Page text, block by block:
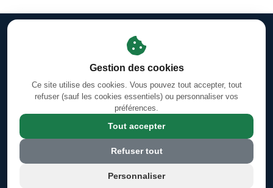
Gestion des cookies
Horaires des prières d'Orléans-La-Source
Sourates & Versets
Calendrier Hégirien/Grégorien (Hijri/Miladi)
4 Rue Jules Ferry, 45100 Orléans, France
© 2026 Grande Mosquée Annour d'Orléans Sud - mosquee-orleans-
sud.com
Gestion des cookies
Ce site utilise des cookies. Vous pouvez tout accepter, tout
refuser (sauf les cookies essentiels) ou personnaliser vos
préférences.
Tout accepter
Refuser tout
Personnaliser